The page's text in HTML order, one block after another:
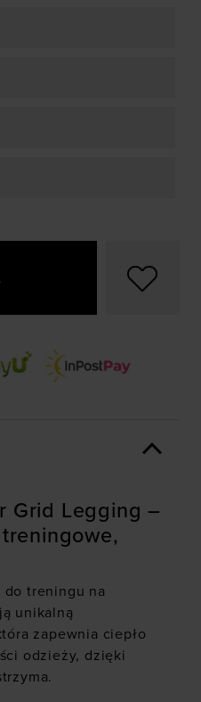
Grid Legging –
do treningu na
unikalną
zapewnia ciepło
odzieży, dzięki